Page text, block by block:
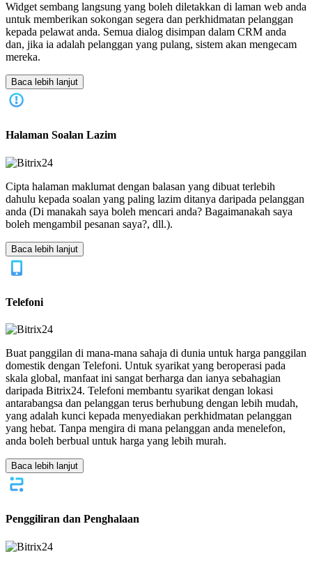
Widget sembang langsung yang boleh diletakkan di laman web anda
untuk memberikan sokongan segera dan perkhidmatan pelanggan
kepada pelawat anda. Semua dialog disimpan dalam CRM anda
dan, jika ia adalah pelanggan yang pulang, sistem akan mengecam
mereka.
Baca lebih lanjut
Halaman Soalan Lazim
Cipta halaman maklumat dengan balasan yang dibuat terlebih
dahulu kepada soalan yang paling lazim ditanya daripada pelanggan
anda (Di manakah saya boleh mencari anda? Bagaimanakah saya
boleh mengambil pesanan saya?, dll.).
Baca lebih lanjut
Telefoni
Buat panggilan di mana-mana sahaja di dunia untuk harga panggilan
domestik dengan Telefoni. Untuk syarikat yang beroperasi pada
skala global, manfaat ini sangat berharga dan ianya sebahagian
daripada Bitrix24. Telefoni membantu syarikat dengan lokasi
antarabangsa dan pelanggan terus berhubung dengan lebih mudah,
yang adalah kunci kepada menyediakan perkhidmatan pelanggan
yang hebat. Tanpa mengira di mana pelanggan anda menelefon,
anda boleh berbual untuk harga yang lebih murah.
Baca lebih lanjut
Penggiliran dan Penghalaan